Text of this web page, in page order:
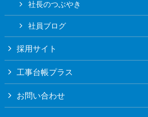
社長のつぶやき
社員ブログ
採用サイト
工事台帳プラス
お問い合わせ